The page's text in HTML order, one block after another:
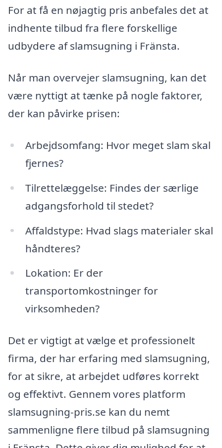
For at få en nøjagtig pris anbefales det at
indhente tilbud fra flere forskellige
udbydere af slamsugning i Fränsta.
Når man overvejer slamsugning, kan det
være nyttigt at tænke på nogle faktorer,
der kan påvirke prisen:
Arbejdsomfang: Hvor meget slam skal
fjernes?
Tilrettelæggelse: Findes der særlige
adgangsforhold til stedet?
Affaldstype: Hvad slags materialer skal
håndteres?
Lokation: Er der
transportomkostninger for
virksomheden?
Det er vigtigt at vælge et professionelt
firma, der har erfaring med slamsugning,
for at sikre, at arbejdet udføres korrekt
og effektivt. Gennem vores platform
slamsugning-pris.se kan du nemt
sammenligne flere tilbud på slamsugning